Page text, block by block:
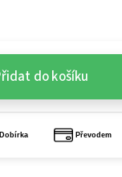
do košíku